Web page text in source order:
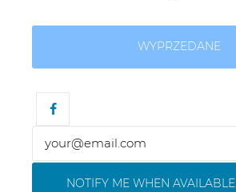
WYPRZEDANE
NOTIFY ME WHEN AVAILABLE